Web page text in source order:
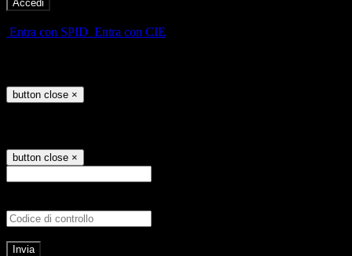
Entra con SPID Entra con CIE
button close ×
button close ×